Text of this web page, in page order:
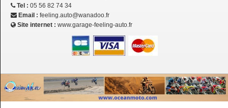
Tel : 05 56 82 74 34
Email : feeling.auto@wanadoo.fr
Site internet : www.garage-feeling-auto.fr